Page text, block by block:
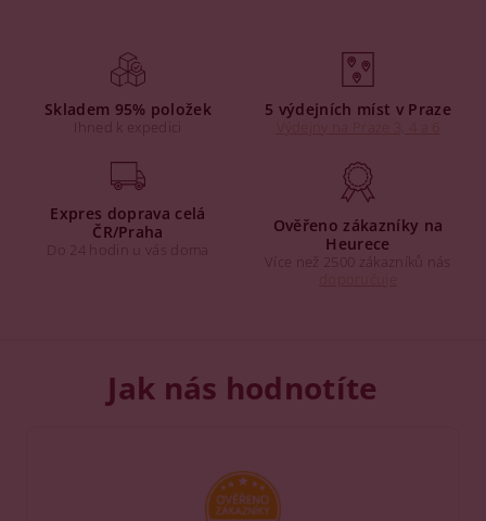
Skladem 95% položek
Ihned k expedici
5 výdejních míst v Praze
Expres doprava celá
ČR/Praha
Do 24 hodin u vás doma
Ověřeno zákazníky na
Heurece
Více než 2500 zákazníků nás
Jak nás hodnotíte